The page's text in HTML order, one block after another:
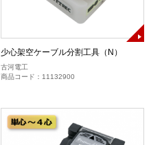
少心架空ケーブル分割工具（N）
古河電工
商品コード：11132900